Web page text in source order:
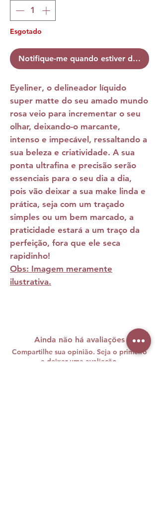
Esgotado
Notifique-me quando estiver
Eyeliner, o delineador líquido
super matte do seu amado mundo
rosa veio para incrementar o seu
olhar, deixando-o marcante,
intenso e impecável, ressaltando a
sua beleza e criatividade. A sua
ponta ultrafina e precisão serão
essenciais para o seu dia a dia,
pois vão deixar a sua make linda e
prática, seja com um traçado
simples ou um bem marcado, a
praticidade estará a um traço da
perfeição, fora que ele seca
rapidinho!
Obs: Imagem meramente
ilustrativa.
Ainda não há avaliações
Compartilhe sua opinião. Seja o primeiro
a deixar uma avaliação.